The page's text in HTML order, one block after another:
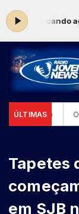
-Tocando
ÚLTIMAS
feira (7) O
Tapetes
em SJB